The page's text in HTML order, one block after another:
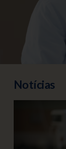
Notícias